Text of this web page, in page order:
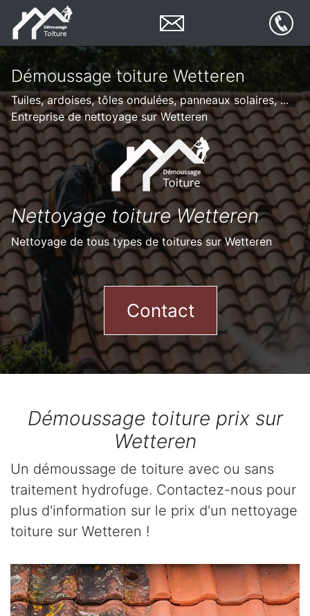
Démoussage toiture Wetteren
Tuiles, ardoises, tôles ondulées, panneaux solaires, ...
Entreprise de nettoyage sur Wetteren
Nettoyage toiture Wetteren
Nettoyage de tous types de toitures sur Wetteren
Contact
Démoussage toiture prix sur
Wetteren
Un démoussage de toiture avec ou sans
traitement hydrofuge. Contactez-nous pour
plus d'information sur le prix d'un nettoyage
toiture sur Wetteren !